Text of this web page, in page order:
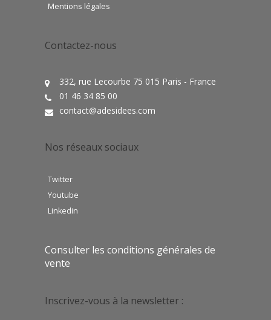
Mentions légales
Contactez-nous
332, rue Lecourbe 75 015 Paris - France
01 46 34 85 00
contact@adesidees.com
Nos réseaux sociaux
Twitter
Youtube
Linkedin
Consulter les conditions générales de
vente
Inscrivez-vous à la newsletter :